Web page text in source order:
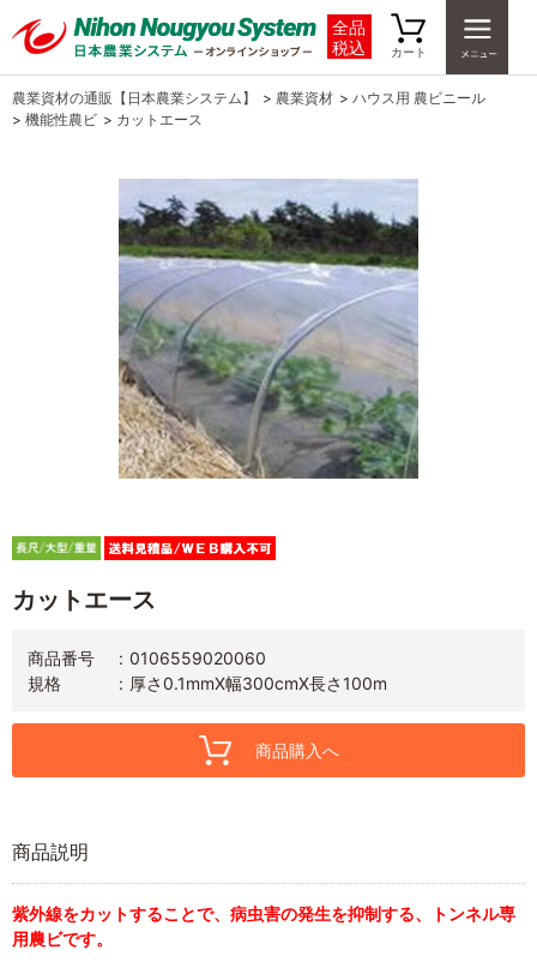
全品
税込
カート
農業資材の通販【日本農業システム】 > 農業資材 > ハウス用 農ビニール
> 機能性農ビ > カットエース
カットエース
商品番号
0106559020060
規格
厚さ0.1mmX幅300cmX長さ100m
商品購入へ
商品説明
紫外線をカットすることで、病虫害の発生を抑制する、トンネル専
用農ビです。